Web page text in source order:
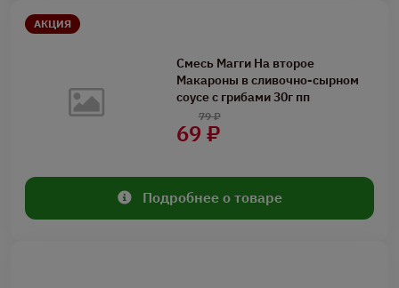
АКЦИЯ
Смесь Магги На второе
Макароны в сливочно-сырном
соусе с грибами 30г пп
69 ₽
79 ₽
Подробнее о товаре